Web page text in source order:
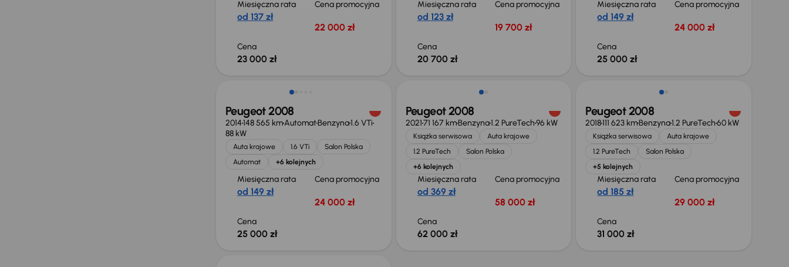
Miesięczna rata
od 137 zł
Cena promocyjna
22 000 zł
Cena
23 000 zł
Miesięczna rata
od 123 zł
Cena promocyjna
19 700 zł
Cena
20 700 zł
Miesięczna rata
od 149 zł
Cena promocyjna
24 000 zł
Cena
25 000 zł
Peugeot 2008
2014148 565 kmAutomatBenzyna1.6 VTi
88 kW
Auta krajowe 1.6 VTi
Salon Polska
Automat
+6 kolejnych
Miesięczna rata
od 149 zł
Cena promocyjna
24 000 zł
Cena
25 000 zł
Peugeot 2008
202171 167 kmBenzyna1.2 PureTech96 kW
Książka serwisowa
Auta krajowe
1.2 PureTech
Salon Polska
+6 kolejnych
Miesięczna rata
od 369 zł
Cena promocyjna
58 000 zł
Cena
62 000 zł
Peugeot 2008
2018111 623 kmBenzyna1.2 PureTech60 kW
Książka serwisowa
Auta krajowe
1.2 PureTech
Salon Polska
+5 kolejnych
Miesięczna rata
od 185 zł
Cena promocyjna
29 000 zł
Cena
31 000 zł
Świeżo skupione